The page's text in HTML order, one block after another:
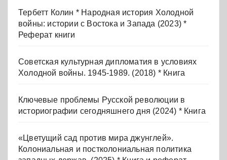
Тербетт Колин * Народная история Холодной
войны: истории с Востока и Запада (2023) *
Реферат книги
Советская культурная дипломатия в условиях
Холодной войны. 1945-1989. (2018) * Книга
Ключевые проблемы Русской революции в
историографии сегодняшнего дня (2024) * Книга
«Цветущий сад против мира джунглей».
Колониальная и постколониальная политика